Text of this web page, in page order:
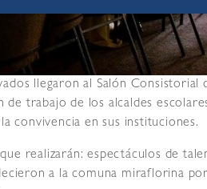
llegaron al Salón Consistorial
trabajo de los alcaldes
convivencia en sus instituciones.
realizarán: espectáculos de
a la comuna miraflorina